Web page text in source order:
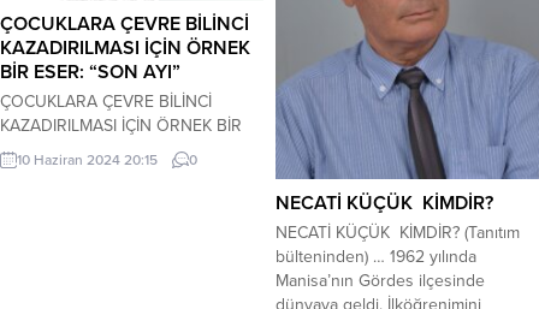
Önceleri...
ÇOCUKLARA ÇEVRE BİLİNCİ
KAZADIRILMASI İÇİN ÖRNEK
BİR ESER: “SON AYI”
ÇOCUKLARA ÇEVRE BİLİNCİ
KAZADIRILMASI İÇİN ÖRNEK BİR
ESER: “SON AYI” Dr. Sibel ÇELİKEL
… Çocuk yazarların eserlerinin
10 Haziran 2024 20:15 0
NECATİ KÜÇÜK KİMDİR?
NECATİ KÜÇÜK KİMDİR? (Tanıtım
bülteninden) … 1962 yılında
Manisa’nın Gördes ilçesinde